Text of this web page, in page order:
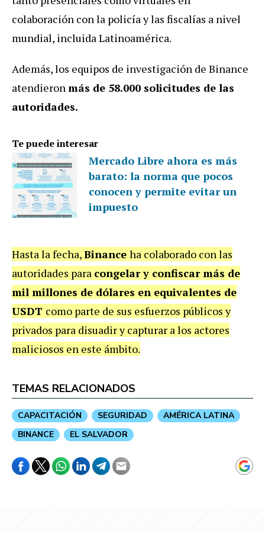
colaboración con la policía y las fiscalías a nivel
mundial, incluida Latinoamérica.
Además, los equipos de investigación de Binance
atendieronmás de 58.000 solicitudes de las
autoridades.
Te puede interesar
Mercado Libre ahora es más
barato: la norma que pocos
conocen y permite evitar un
impuesto
Hasta la fecha,Binance ha colaborado con las
autoridades para congelar y confiscar más de
mil millones de dólares en equivalentes de
USDT como parte de sus esfuerzos públicos y
privados para disuadir y capturar a los actores
maliciosos en este ámbito.
TEMAS RELACIONADOS
CAPACITACIÓN SEGURIDAD
AMÉRICA LATINA
BINANCE
EL SALVADOR